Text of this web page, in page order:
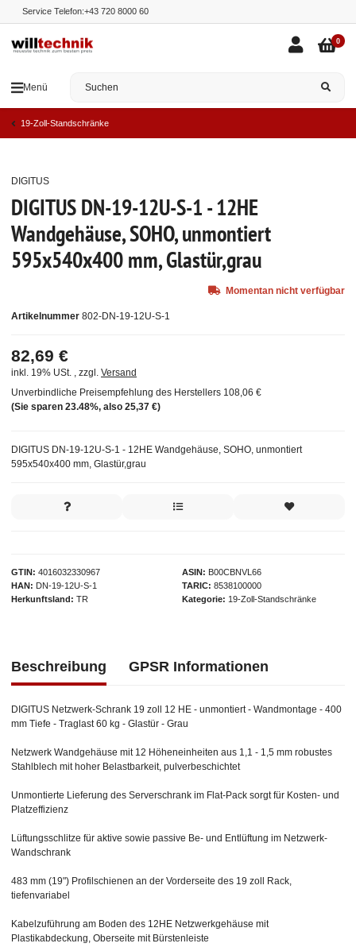
Service Telefon:+43 720 8000 60
Menü
0
19-Zoll-Standschränke
DIGITUS DN-19-12U-S-1 - 12HE
Wandgehäuse, SOHO, unmontiert
595x540x400 mm, Glastür,grau
Artikelnummer 802-DN-19-12U-S-1
GTIN 4016032330967
HAN
DN-19-12U-S-1
Herkunftsland
TR
ASIN
B00CBNVL66
TARIC
8538100000
Kategorie
19-Zoll-Standschränke
DIGITUS
DIGITUS DN-19-12U-S-1 - 12HE Wandgehäuse, SOHO, unmontiert
595x540x400 mm, Glastür,grau
82,69 €
inkl. 19% USt. , zzgl. Versand
Unverbindliche Preisempfehlung des Herstellers 108,06 €
(Sie sparen 23.48%, also 25,37 €)
Momentan nicht verfügbar
Beschreibung GPSR Informationen
DIGITUS Netzwerk-Schrank 19 zoll 12 HE - unmontiert - Wandmontage - 400
mm Tiefe - Traglast 60 kg - Glastür - Grau
Netzwerk Wandgehäuse mit 12 Höheneinheiten aus 1,1 - 1,5 mm robustes
Stahlblech mit hoher Belastbarkeit, pulverbeschichtet
Unmontierte Lieferung des Serverschrank im Flat-Pack sorgt für Kosten- und
Platzeffizienz
Lüftungsschlitze für aktive sowie passive Be- und Entlüftung im Netzwerk-
Wandschrank
483 mm (19") Profilschienen an der Vorderseite des 19 zoll Rack,
tiefenvariabel
Kabelzuführung am Boden des 12HE Netzwerkgehäuse mit
Plastikabdeckung, Oberseite mit Bürstenleiste